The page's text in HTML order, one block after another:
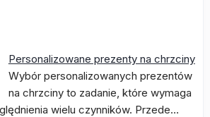
Personalizowane prezenty na chrzciny
Wybór personalizowanych prezentów
na chrzciny to zadanie, które wymaga
wielu czynników. Przede…